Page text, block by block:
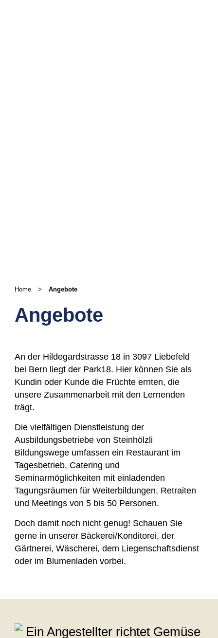
Home > Angebote
Angebote
An der Hildegardstrasse 18 in 3097 Liebefeld
bei Bern liegt der Park18. Hier können Sie als
Kundin oder Kunde die Früchte ernten, die
unsere Zusammenarbeit mit den Lernenden
trägt.
Die vielfältigen Dienstleistung der
Ausbildungsbetriebe von Steinhölzli
Bildungswege umfassen ein Restaurant im
Tagesbetrieb, Catering und
Seminarmöglichkeiten mit einladenden
Tagungsräumen für Weiterbildungen, Retraiten
und Meetings von 5 bis 50 Personen.
Doch damit noch nicht genug! Schauen Sie
gerne in unserer Bäckerei/Konditorei, der
Gärtnerei, Wäscherei, dem Liegenschaftsdienst
oder im Blumenladen vorbei.